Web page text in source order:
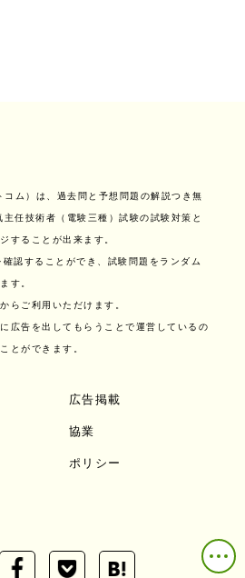
ム）は、過去問と予想問題の解説つき無
主任技術者（電験三種）試験の試験対策と
することが出来ます。
認することができ、試験問題をランダム
す。
らご利用いただけます。
広告を出してもらうことで運営しているの
とができます。
広告掲載
協業
ポリシー